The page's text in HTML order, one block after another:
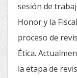
sesión de
Honor y la
proceso de
Ética.
la etapa de